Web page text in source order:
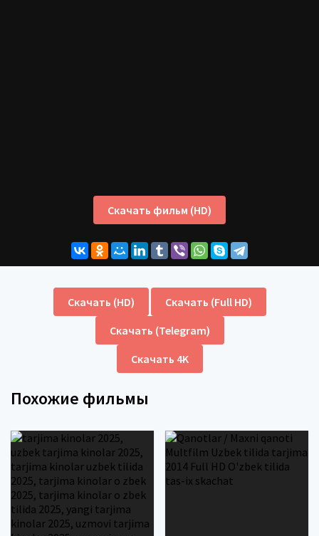
Скачать фильм (HD)
Скачать (HD)
Скачать (Full HD)
Скачать (Telegram)
Скачать 4K
Похожие фильмы